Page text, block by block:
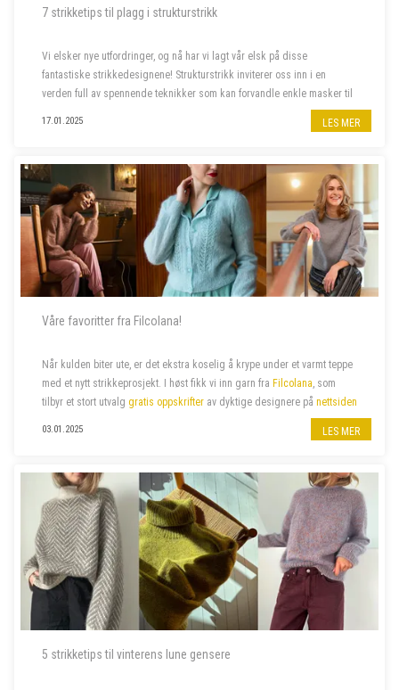
7 strikketips til plagg i strukturstrikk
Vi elsker nye utfordringer, og nå har vi lagt vår elsk på disse
fantastiske strikkedesignene! Strukturstrikk inviterer oss inn i en
verden full av spennende teknikker som kan forvandle enkle masker til
imponerende plagg. Dette er prosjektene som skal på våre pinner
17.01.2025 LES MER
Våre favoritter fra Filcolana!
Når kulden biter ute, er det ekstra koselig å krype under et varmt teppe
med et nytt strikkeprosjekt. I høst fikk vi inn garn fra Filcolana, som
tilbyr et stort utvalg gratis oppskrifter av dyktige designere på nettsiden
03.01.2025 LES MER
5 strikketips til vinterens lune gensere